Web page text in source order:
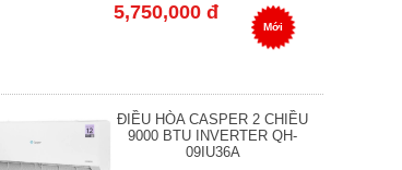
5,750,000 đ
Mới
ĐIỀU HÒA CASPER 2 CHIỀU
9000 BTU INVERTER QH-
09IU36A